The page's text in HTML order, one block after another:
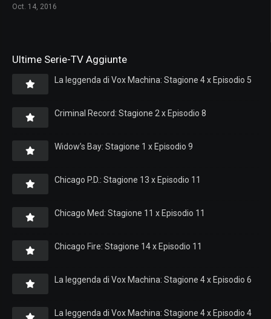
Oct. 14, 2016
Ultime Serie-TV Aggiunte
La leggenda di Vox Machina: Stagione 4 x Episodio 5
Criminal Record: Stagione 2 x Episodio 8
Widow’s Bay: Stagione 1 x Episodio 9
Chicago P.D.: Stagione 13 x Episodio 11
Chicago Med: Stagione 11 x Episodio 11
Chicago Fire: Stagione 14 x Episodio 11
La leggenda di Vox Machina: Stagione 4 x Episodio 6
La leggenda di Vox Machina: Stagione 4 x Episodio 4